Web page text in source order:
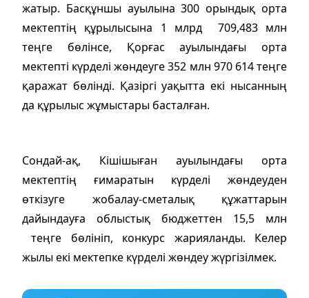
жатыр. Басқұншы ауылына 300 орындық орта
мектептің құрылысына 1 млрд 709,483 млн
теңге бөлінсе, Қорғас ауылындағы орта
мектепті күрделі жөндеуге 352 млн 970 614 теңге
қаражат бөлінді. Қазіргі уақытта екі нысанның
да құрылыс жұмыстары басталған.
Сондай-ақ, Кішішыған ауылындағы орта
мектептің ғимаратын күрделі жөндеуден
өткізуге жобалау-сметалық құжаттарын
дайындауға облыстық бюджеттен 15,5 млн
теңге бөлініп, конкурс жарияланды. Келер
жылы екі мектепке күрделі жөндеу жүргізілмек.